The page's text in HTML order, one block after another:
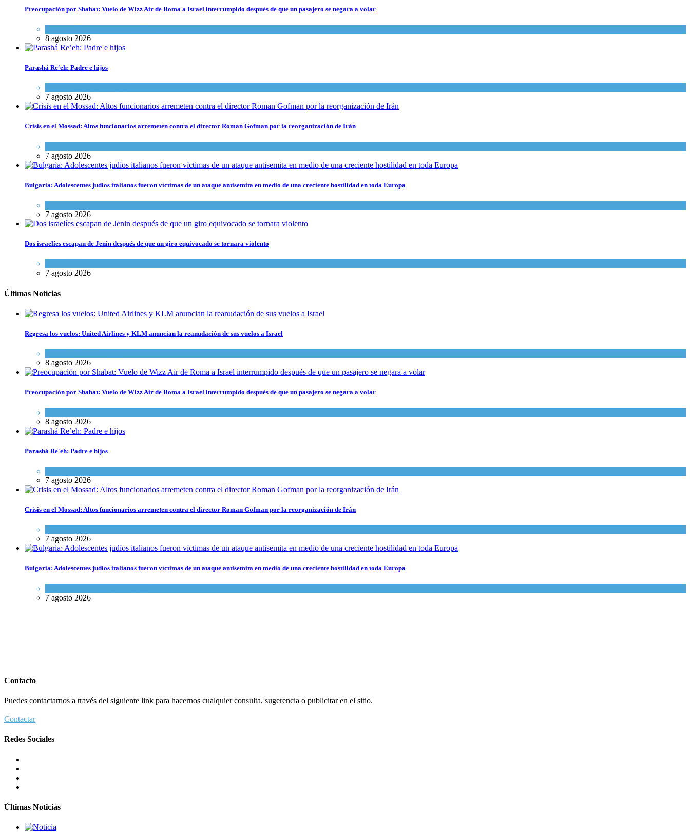
Preocupación por Shabat: Vuelo de Wizz Air de Roma a Israel interrumpido después de que un pasajero se negara a volar
8 agosto 2026
Parashá Re'eh: Padre e hijos
7 agosto 2026
Crisis en el Mossad: Altos funcionarios arremeten contra el director Roman Gofman por la reorganización de Irán
7 agosto 2026
Bulgaria: Adolescentes judíos italianos fueron víctimas de un ataque antisemita en medio de una creciente hostilidad en toda Europa
7 agosto 2026
Dos israelíes escapan de Jenin después de que un giro equivocado se tornara violento
7 agosto 2026
Últimas Noticias
Regresa los vuelos: United Airlines y KLM anuncian la reanudación de sus vuelos a Israel
8 agosto 2026
Preocupación por Shabat: Vuelo de Wizz Air de Roma a Israel interrumpido después de que un pasajero se negara a volar
8 agosto 2026
Parashá Re'eh: Padre e hijos
7 agosto 2026
Crisis en el Mossad: Altos funcionarios arremeten contra el director Roman Gofman por la reorganización de Irán
7 agosto 2026
Bulgaria: Adolescentes judíos italianos fueron víctimas de un ataque antisemita en medio de una creciente hostilidad en toda Europa
7 agosto 2026
Contacto
Puedes contactarnos a través del siguiente link para hacernos cualquier consulta, sugerencia o publicitar en el sitio.
Contactar
Redes Sociales
Últimas Noticias